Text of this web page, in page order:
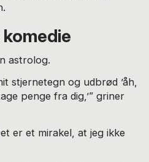
astrolog.
stjernetegn og udbrød ’åh,
penge fra dig,’” griner
er et mirakel, at jeg ikke